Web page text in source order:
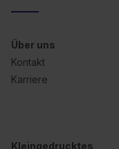
Über uns
Kontakt
Karriere
Kleingedrucktes